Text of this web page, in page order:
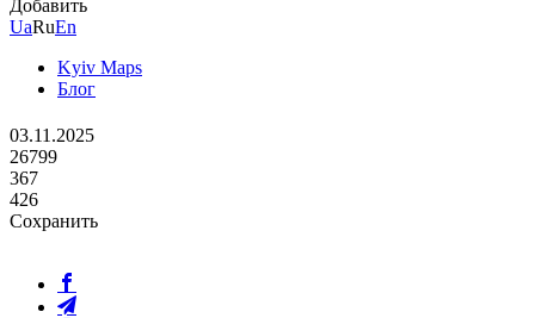
Добавить
UaRuEn
Kyiv Maps
Блог
03.11.2025
26799
367
426
Сохранить